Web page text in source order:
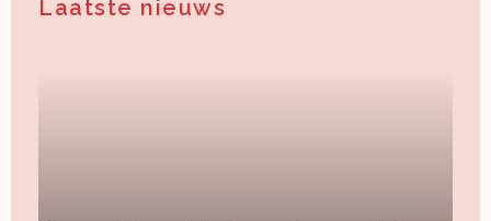
Laatste nieuws